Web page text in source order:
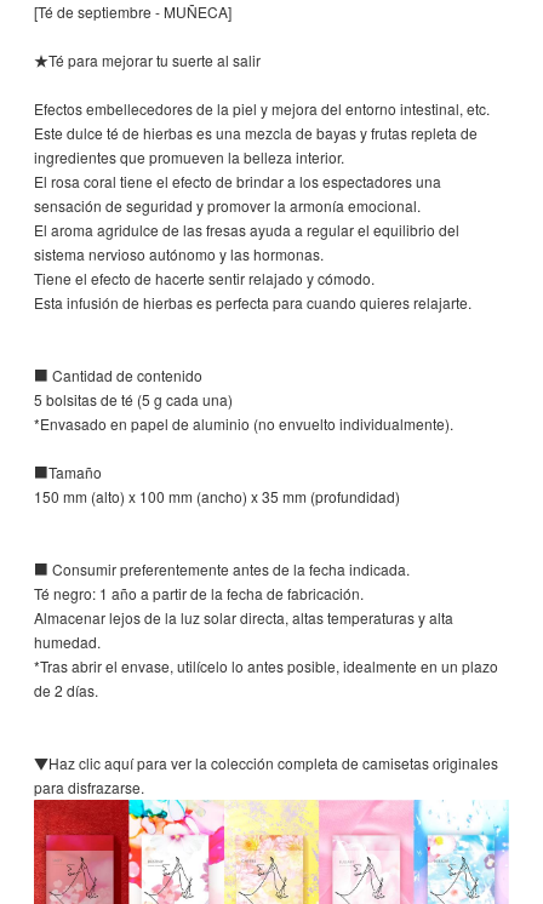
[Té de septiembre - MUÑECA]
★Té para mejorar tu suerte al salir
Efectos embellecedores de la piel y mejora del entorno intestinal, etc.
Este dulce té de hierbas es una mezcla de bayas y frutas repleta de
ingredientes que promueven la belleza interior.
El rosa coral tiene el efecto de brindar a los espectadores una
sensación de seguridad y promover la armonía emocional.
El aroma agridulce de las fresas ayuda a regular el equilibrio del
sistema nervioso autónomo y las hormonas.
Tiene el efecto de hacerte sentir relajado y cómodo.
Esta infusión de hierbas es perfecta para cuando quieres relajarte.
■ Cantidad de contenido
5 bolsitas de té (5 g cada una)
*Envasado en papel de aluminio (no envuelto individualmente).
■Tamaño
150 mm (alto) x 100 mm (ancho) x 35 mm (profundidad)
■ Consumir preferentemente antes de la fecha indicada.
Té negro: 1 año a partir de la fecha de fabricación.
Almacenar lejos de la luz solar directa, altas temperaturas y alta
humedad.
*Tras abrir el envase, utilícelo lo antes posible, idealmente en un plazo
de 2 días.
▼Haz clic aquí para ver la colección completa de camisetas originales
para disfrazarse.